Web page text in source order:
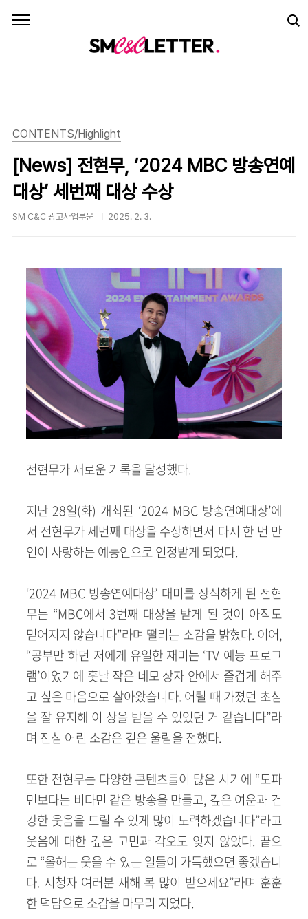
CONTENTS/Highlight
[News] 전현무, ‘2024 MBC 방송연예
대상’ 세번째 대상 수상
SM C&C 광고사업부문 2025. 2. 3.
전현무가 새로운 기록을 달성했다.
지난 28일(화) 개최된 ‘2024 MBC 방송연예대상’에
서 전현무가 세번째 대상을 수상하면서 다시 한 번 만
인이 사랑하는 예능인으로 인정받게 되었다.
‘2024 MBC 방송연예대상’ 대미를 장식하게 된 전현
무는 “MBC에서 3번째 대상을 받게 된 것이 아직도
믿어지지 않습니다”라며 떨리는 소감을 밝혔다. 이어,
“공부만 하던 저에게 유일한 재미는 ‘TV 예능 프로그
램’이었기에 훗날 작은 네모 상자 안에서 즐겁게 해주
고 싶은 마음으로 살아왔습니다. 어릴 때 가졌던 초심
을 잘 유지해 이 상을 받을 수 있었던 거 같습니다”라
며 진심 어린 소감은 깊은 울림을 전했다.
또한 전현무는 다양한 콘텐츠들이 많은 시기에 “도파
민보다는 비타민 같은 방송을 만들고, 깊은 여운과 건
강한 웃음을 드릴 수 있게 많이 노력하겠습니다”라고
웃음에 대한 깊은 고민과 각오도 잊지 않았다. 끝으
로 “올해는 웃을 수 있는 일들이 가득했으면 좋겠습니
다. 시청자 여러분 새해 복 많이 받으세요”라며 훈훈
한 덕담으로 소감을 마무리 지었다.